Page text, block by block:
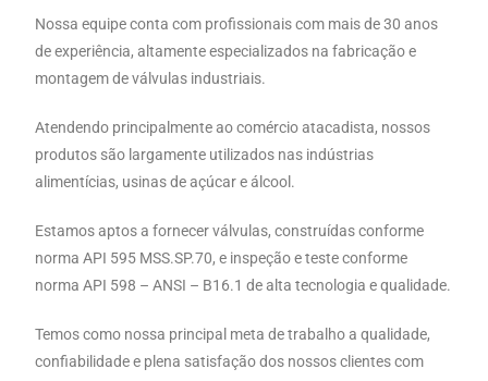
Nossa equipe conta com profissionais com mais de 30 anos
de experiência, altamente especializados na fabricação e
montagem de válvulas industriais.
Atendendo principalmente ao comércio atacadista, nossos
produtos são largamente utilizados nas indústrias
alimentícias, usinas de açúcar e álcool.
Estamos aptos a fornecer válvulas, construídas conforme
norma API 595 MSS.SP.70, e inspeção e teste conforme
norma API 598 – ANSI – B16.1 de alta tecnologia e qualidade.
Temos como nossa principal meta de trabalho a qualidade,
confiabilidade e plena satisfação dos nossos clientes com